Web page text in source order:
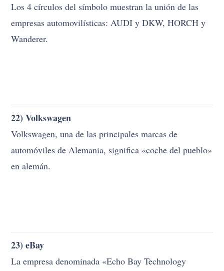
Los 4 círculos del símbolo muestran la unión de las
empresas automovilísticas: AUDI y DKW, HORCH y
Wanderer.
automóviles de Alemania, significa «coche del pueblo»
en alemán.
tomado por otras empresas. La empresa acortó su
nombre como segunda opción y surgió «ebay».